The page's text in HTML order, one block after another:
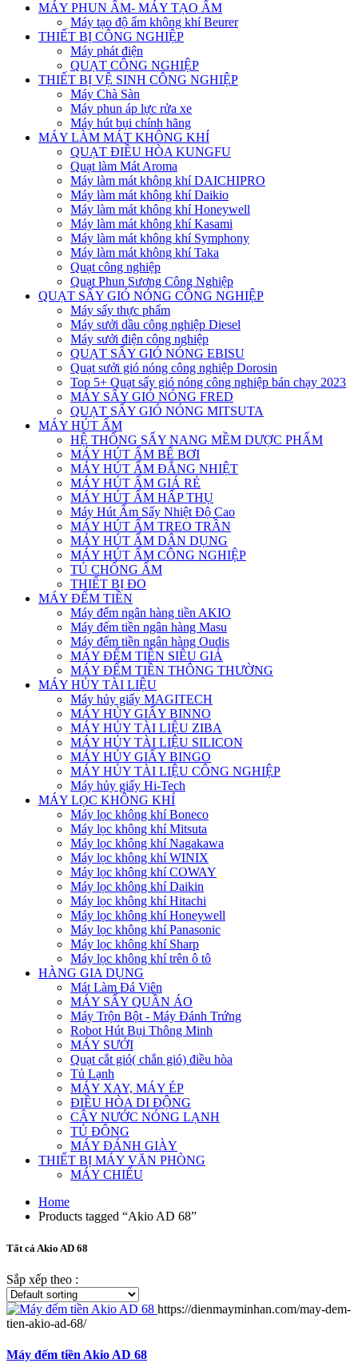
MÁY PHUN ẨM- MÁY TẠO ẨM
Máy tạo độ ẩm không khí Beurer
THIẾT BỊ CÔNG NGHIỆP
Máy phát điện
QUẠT CÔNG NGHIỆP
THIẾT BỊ VỆ SINH CÔNG NGHIỆP
Máy Chà Sàn
Máy phun áp lực rửa xe
Máy hút bụi chính hãng
MÁY LÀM MÁT KHÔNG KHÍ
QUẠT ĐIỀU HÒA KUNGFU
Quạt làm Mát Aroma
Máy làm mát không khí DAICHIPRO
Máy làm mát không khí Daikio
Máy làm mát không khí Honeywell
Máy làm mát không khí Kasami
Máy làm mát không khí Symphony
Máy làm mát không khí Taka
Quạt công nghiệp
Quạt Phun Sương Công Nghiệp
QUẠT SẤY GIÓ NÓNG CÔNG NGHIỆP
Máy sấy thực phẩm
Máy sưởi dầu công nghiệp Diesel
Máy sưởi điện công nghiệp
QUẠT SẤY GIÓ NÓNG EBISU
Quạt sưởi gió nóng công nghiệp Dorosin
Top 5+ Quạt sấy gió nóng công nghiệp bán chạy 2023
MÁY SẤY GIÓ NÓNG FRED
QUẠT SẤY GIÓ NÓNG MITSUTA
MÁY HÚT ẨM
HỆ THỐNG SẤY NANG MỀM DƯỢC PHẨM
MÁY HÚT ẨM BỂ BƠI
MÁY HÚT ẨM ĐẲNG NHIỆT
MÁY HÚT ẨM GIÁ RẺ
MÁY HÚT ẨM HẤP THỤ
Máy Hút Ẩm Sấy Nhiệt Độ Cao
MÁY HÚT ẨM TREO TRẦN
MÁY HÚT ẨM DÂN DỤNG
MÁY HÚT ẨM CÔNG NGHIỆP
TỦ CHỐNG ẨM
THIẾT BỊ ĐO
MÁY ĐẾM TIỀN
Máy đếm ngân hàng tiền AKIO
Máy đếm tiền ngân hàng Masu
Máy đếm tiền ngân hàng Oudis
MÁY ĐẾM TIỀN SIÊU GIẢ
MÁY ĐẾM TIỀN THÔNG THƯỜNG
MÁY HỦY TÀI LIỆU
Máy hủy giấy MAGITECH
MÁY HỦY GIẤY BINNO
MÁY HỦY TÀI LIỆU ZIBA
MÁY HỦY TÀI LIỆU SILICON
MÁY HỦY GIẤY BINGO
MÁY HỦY TÀI LIỆU CÔNG NGHIỆP
Máy hủy giấy Hi-Tech
MÁY LỌC KHÔNG KHÍ
Máy lọc không khí Boneco
Máy lọc không khí Mitsuta
Máy lọc không khí Nagakawa
Máy lọc không khí WINIX
Máy lọc không khí COWAY
Máy lọc không khí Daikin
Máy lọc không khí Hitachi
Máy lọc không khí Honeywell
Máy lọc không khí Panasonic
Máy lọc không khí Sharp
Máy lọc không khí trên ô tô
HÀNG GIA DỤNG
Mát Làm Đá Viên
MÁY SẤY QUẦN ÁO
Máy Trộn Bột - Máy Đánh Trứng
Robot Hút Bụi Thông Minh
MÁY SƯỞI
Quạt cắt gió( chắn gió) điều hòa
Tủ Lạnh
MÁY XAY, MÁY ÉP
ĐIỀU HÒA DI ĐỘNG
CÂY NƯỚC NÓNG LẠNH
TỦ ĐÔNG
MÁY ĐÁNH GIÀY
THIẾT BỊ MÁY VĂN PHÒNG
MÁY CHIẾU
Home
Products tagged “Akio AD 68”
Tất cả Akio AD 68
Sắp xếp theo :
https://dienmayminhan.com/may-dem-
tien-akio-ad-68/
Máy đếm tiền Akio AD 68